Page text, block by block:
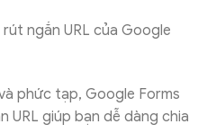
ngắn URL của Google
phức tạp, Google Forms
URL giúp bạn dễ dàng chia